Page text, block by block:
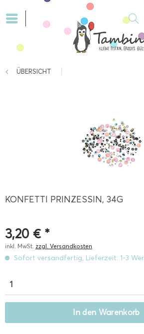
ÜBERSICHT
KONFETTI PRINZESSIN, 34G
3,20 € *
inkl. MwSt. zzgl. Versandkosten
Sofort versandfertig, Lieferzeit: 1-3
In den Warenkorb